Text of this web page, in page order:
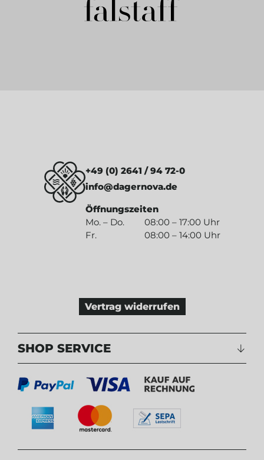
+49 (0) 2641 / 94 72-0
info@dagernova.de
Öffnungszeiten
Mo. – Do.
08:00 – 17:00 Uhr
Fr.
08:00 – 14:00 Uhr
Vertrag widerrufen
SHOP SERVICE